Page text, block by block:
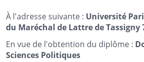
À l'adresse suivante : Université
du Maréchal de Lattre de Tassigny
En vue de l'obtention du diplôme :
Sciences Politiques